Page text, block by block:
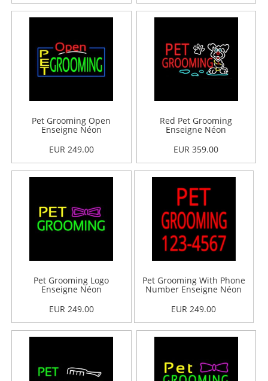
Pet Grooming Open
Enseigne Néon
EUR 249.00
Red Pet Grooming
Enseigne Néon
EUR 359.00
Pet Grooming Logo
Enseigne Néon
EUR 249.00
Pet Grooming With Phone
Number Enseigne Néon
EUR 249.00